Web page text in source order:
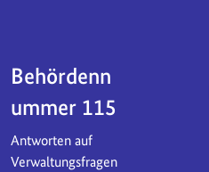
Behördenn
ummer 115
Antworten auf
Verwaltungsfragen